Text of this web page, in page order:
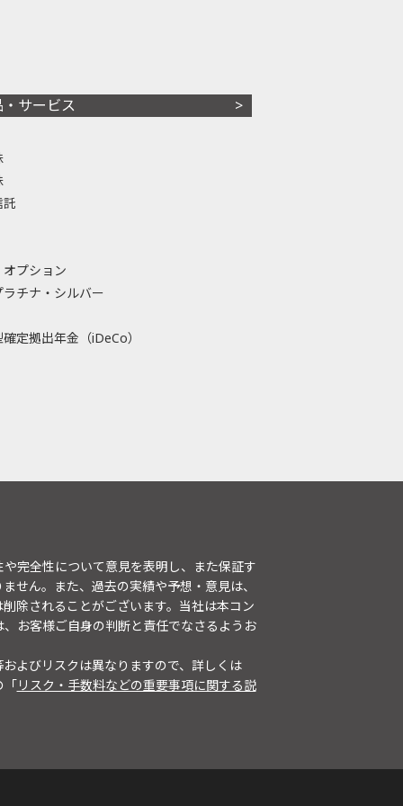
・サービス
託
プション
ラチナ・シルバー
定拠出年金（iDeCo）
完全性について意見を表明し、また保証す
せん。また、過去の実績や予想・意見は、
除されることがございます。当社は本コン
お客様ご自身の判断と責任でなさるようお
よびリスクは異なりますので、詳しくは
「リスク・手数料などの重要事項に関する説